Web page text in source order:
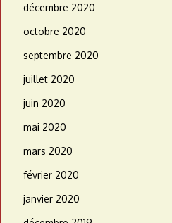
décembre 2020
octobre 2020
septembre 2020
juillet 2020
juin 2020
mai 2020
mars 2020
février 2020
janvier 2020